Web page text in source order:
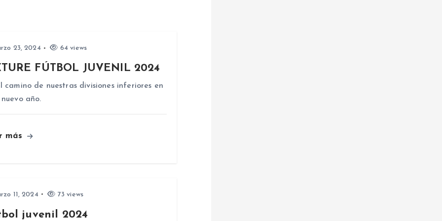
23, 2024 64 views
FÚTBOL JUVENIL 2024
camino de nuestras divisiones inferiores en
año.
más
11, 2024 73 views
juvenil 2024